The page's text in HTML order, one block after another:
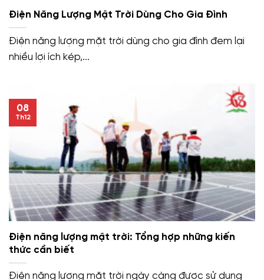
Điện Năng Lượng Mặt Trời Dùng Cho Gia Đình
Điện năng lượng mặt trời dùng cho gia đình đem lại
nhiều lợi ích kép,...
Điện năng lượng mặt trời: Tổng hợp những kiến
thức cần biết
Điện năng lượng mặt trời ngày càng được sử dụng
08
Th12